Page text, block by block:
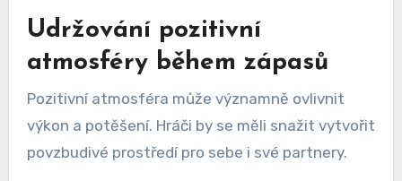
Udržování pozitivní
atmosféry během zápasů
Pozitivní atmosféra může významně ovlivnit
výkon a potěšení. Hráči by se měli snažit vytvořit
povzbudivé prostředí pro sebe i své partnery.